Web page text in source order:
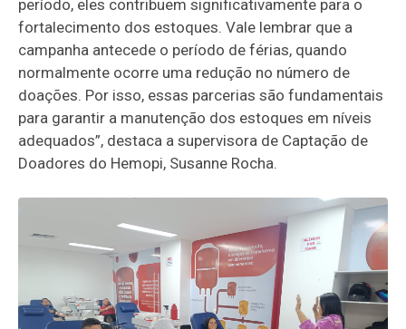
período, eles contribuem significativamente para o
fortalecimento dos estoques. Vale lembrar que a
campanha antecede o período de férias, quando
normalmente ocorre uma redução no número de
doações. Por isso, essas parcerias são fundamentais
para garantir a manutenção dos estoques em níveis
adequados”, destaca a supervisora de Captação de
Doadores do Hemopi, Susanne Rocha.